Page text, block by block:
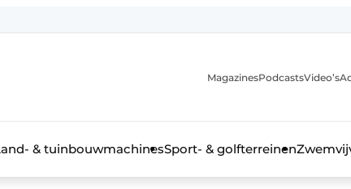
MagazinesPodcastsVideo’s
& tuinbouwmachinesSport- & golfterreinen